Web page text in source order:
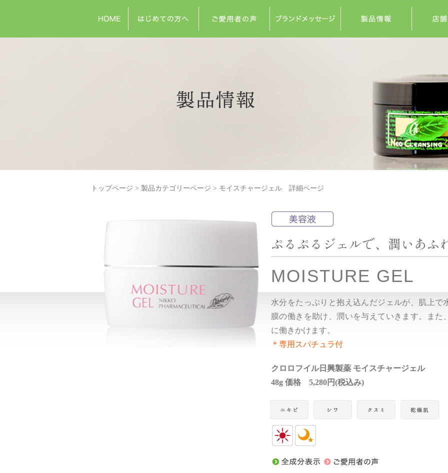
トップページ 製品カテゴリーページ モイスチャージェル 詳細ページ
ぷるぷるジェルで、潤いあふ
MOISTURE GEL
水分をたっぷりと抱え込んだジェルが、肌上で
膜の働きを助け、潤いを与えていきます。また
に働きかけます。
＊専用スパチュラ付
クロロフイル日興製薬 モイスチャージェル
48g 価格 5,280円(税込み)